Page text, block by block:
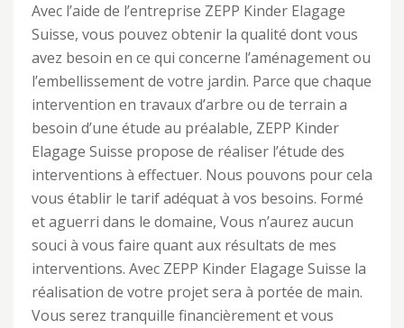
Avec l’aide de l’entreprise ZEPP Kinder Elagage
Suisse, vous pouvez obtenir la qualité dont vous
avez besoin en ce qui concerne l’aménagement ou
l’embellissement de votre jardin. Parce que chaque
intervention en travaux d’arbre ou de terrain a
besoin d’une étude au préalable, ZEPP Kinder
Elagage Suisse propose de réaliser l’étude des
interventions à effectuer. Nous pouvons pour cela
vous établir le tarif adéquat à vos besoins. Formé
et aguerri dans le domaine, Vous n’aurez aucun
souci à vous faire quant aux résultats de mes
interventions. Avec ZEPP Kinder Elagage Suisse la
réalisation de votre projet sera à portée de main.
Vous serez tranquille financièrement et vous